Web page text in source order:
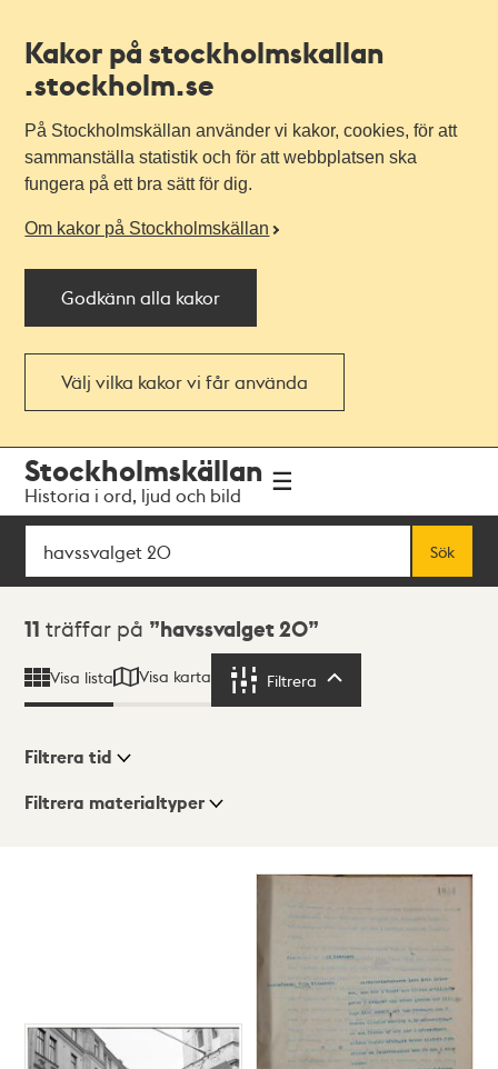
Kakor på stockholmskallan
.stockholm.se
På Stockholmskällan använder vi kakor, cookies, för att
sammanställa statistik och för att webbplatsen ska
fungera på ett bra sätt för dig.
Om kakor på Stockholmskällan
Godkänn alla kakor
Välj vilka kakor vi får använda
navigationen
huvudinnehållet
Stockholmskällan
Historia i ord, ljud och bild
Sök
Sök
Sökresultat
11 träffar på havssvalget 20
Visa lista Visa karta Filtrera
Visningsläge
Filtrera tid
Filtrera materialtyper